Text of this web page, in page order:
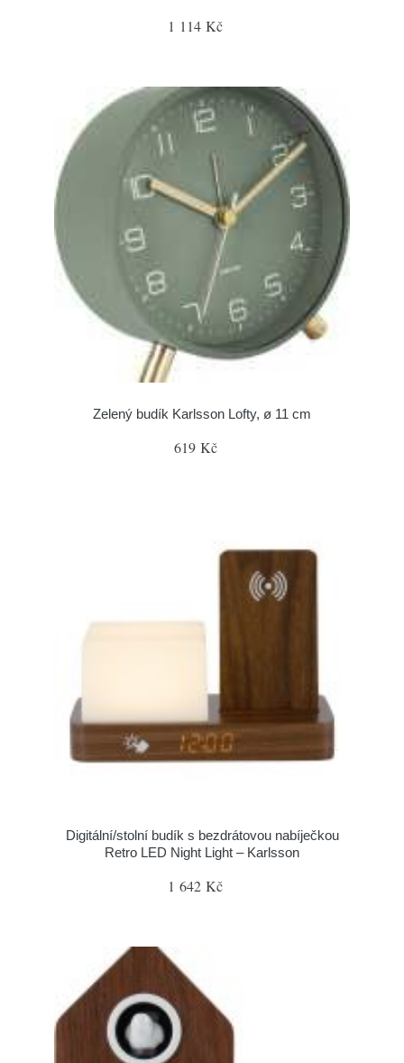
1 114 Kč
Zelený budík Karlsson Lofty, ø 11 cm
619 Kč
Digitální/stolní budík s bezdrátovou nabíječkou
Retro LED Night Light – Karlsson
1 642 Kč